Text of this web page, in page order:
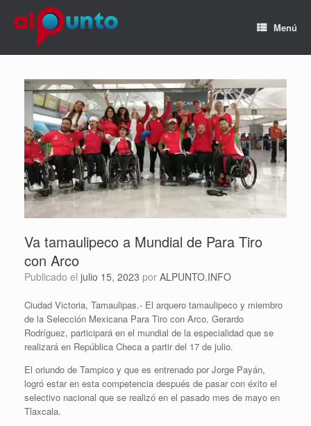
Menú
Va tamaulipeco a Mundial de Para Tiro
con Arco
Publicado el julio 15, 2023 por ALPUNTO.INFO
Ciudad Victoria, Tamaulipas.- El arquero tamaulipeco y miembro
de la Selección Mexicana Para Tiro con Arco, Gerardo
Rodríguez, participará en el mundial de la especialidad que se
realizará en República Checa a partir del 17 de julio.
El oriundo de Tampico y que es entrenado por Jorge Payán,
logró estar en esta competencia después de pasar con éxito el
selectivo nacional que se realizó en el pasado mes de mayo en
Tlaxcala.